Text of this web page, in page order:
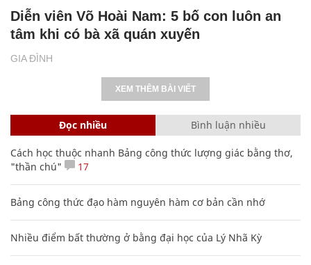
GIA ĐÌNH
Diễn viên Võ Hoài Nam: 5 bố con luôn an
tâm khi có bà xã quán xuyến
XEM THÊM BÀI VIẾT
Đọc nhiều Bình luận nhiều
Cách học thuộc nhanh Bảng công thức lượng giác bằng thơ,
"thần chú"
17
Bảng công thức đạo hàm nguyên hàm cơ bản cần nhớ
Nhiều điểm bất thường ở bằng đại học của Lý Nhã Kỳ